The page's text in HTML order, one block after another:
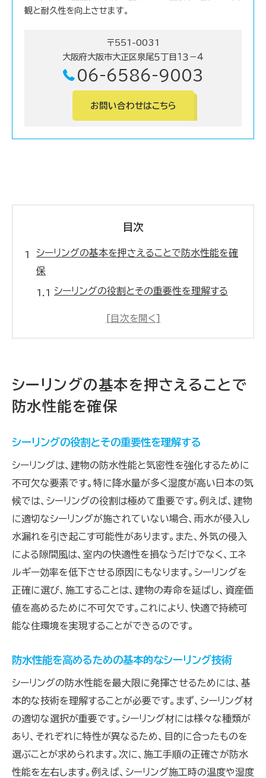
観と耐久性を向上させます。
〒551-0031
大阪府大阪市大正区泉尾５丁目１３－４
06-6586-9003
お問い合わせはこちら
目次
シーリングの基本を押さえることで防水性能を確
保
シーリングの役割とその重要性を理解する
防水性能を高めるための基本的なシーリング
初めてのシーリングでも失敗しないための基
本
初心者でも安心できるシーリング材の選び方とは
シーリング材選びの基本ポイント
用途別に見るシーリング材の選び方
初心者におすすめのシーリング材とは
プロが選ぶ信頼のシーリング材を紹介
シーリング材の特性を比較する
現場で役立つシーリング材の選定ガイド
段階的に学ぶシーリング施工手順の重要性
シーリング施工の基本ステップを解説
段階的に進めるシーリング施工手順
穴
シーリング施工に必要な準備と確認事項
プロが教えるスムーズなシーリング施工法
実践で学ぶシーリング施工のプロセス
現場で活用できるシーリングの応用技術を習得
応用シーリング技術の基本を学ぶ
シーリングの基本を押さえることで
防水性能を確保
シーリングの役割とその重要性を理解する
シーリングは、建物の防水性能と気密性を強化するために
不可欠な要素です。特に降水量が多く湿度が高い日本の気
候では、シーリングの役割は極めて重要です。例えば、建物
に適切なシーリングが施されていない場合、雨水が侵入し
水漏れを引き起こす可能性があります。また、外気の侵入
による隙間風は、室内の快適性を損なうだけでなく、エネ
ルギー効率を低下させる原因にもなります。シーリングを
正確に選び、施工することは、建物の寿命を延ばし、資産価
値を高めるために不可欠です。これにより、快適で持続可
能な住環境を実現することができるのです。
防水性能を高めるための基本的なシーリング技術
シーリングの防水性能を最大限に発揮させるためには、基
本的な技術を理解することが必要です。まず、シーリング材
の適切な選択が重要です。シーリング材には様々な種類が
あり、それぞれに特性が異なるため、目的に合ったものを
選ぶことが求められます。次に、施工手順の正確さが防水
性能を左右します。例えば、シーリング施工時の温度や湿度